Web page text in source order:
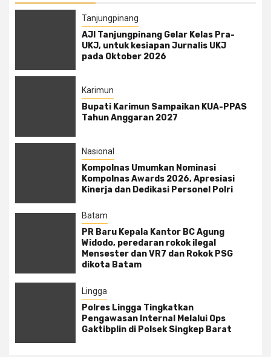
Tanjungpinang
AJI Tanjungpinang Gelar Kelas Pra-
UKJ, untuk kesiapan Jurnalis UKJ
pada Oktober 2026
Karimun
Bupati Karimun Sampaikan KUA-PPAS
Tahun Anggaran 2027
Nasional
Kompolnas Umumkan Nominasi
Kompolnas Awards 2026, Apresiasi
Kinerja dan Dedikasi Personel Polri
Batam
PR Baru Kepala Kantor BC Agung
Widodo, peredaran rokok ilegal
Mensester dan VR7 dan Rokok PSG
dikota Batam
Lingga
Polres Lingga Tingkatkan
Pengawasan Internal Melalui Ops
Gaktibplin di Polsek Singkep Barat